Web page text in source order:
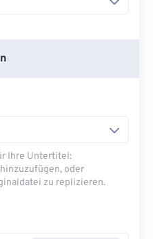
Ihre Untertitel:
oder
zu replizieren.